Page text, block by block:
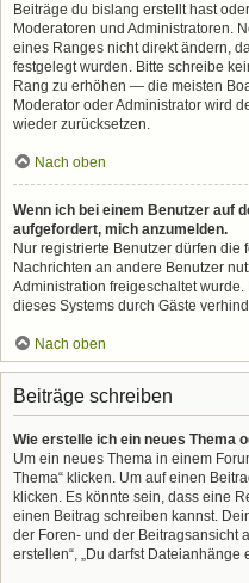
Beiträge du bislang erstellt hast
Moderatoren und Administratoren.
eines Ranges nicht direkt ändern,
festgelegt wurden. Bitte schreibe
Rang zu erhöhen — die meisten
Moderator oder Administrator wird
wieder zurücksetzen.
Nach oben
Wenn ich bei einem Benutzer auf
aufgefordert, mich anzumelden.
Nur registrierte Benutzer dürfen die
Nachrichten an andere Benutzer
Administration freigeschaltet
dieses Systems durch Gäste
Nach oben
Beiträge schreiben
Wie erstelle ich ein neues Thema
Um ein neues Thema in einem
Thema“ klicken. Um auf einen
klicken. Es könnte sein, dass eine
einen Beitrag schreiben kannst.
der Foren- und der Beitragsansicht
erstellen“, „Du darfst Dateianhänge